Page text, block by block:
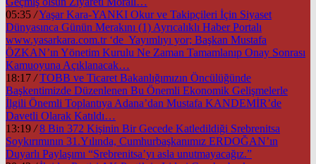
05:35 /Yaşar Kara-YANKI Okur ve Takipçileri İçin Siyaset
Dünyasınca Günün Merakını (1) Ayrıcalıklı Haber Portalı
www.yasarkara.com.tr ‘de Yayımlıyı yor; Başkan Mustafa
ÖZKAN’ın Yönetim Kurulu Ne Zaman Tamamlanıp Onay Sonrası
Kamuoyuna Açıklanacak…
18:17 / TOBB ve Ticaret Bakanlığımızın Öncülüğünde
Başkentimizde Düzenlenen Bu Önemli Ekonomik Gelişmelerle
İlgili Önemli Toplantıya Adana’dan Mustafa KANDEMİR’de
Davetli Olarak Katıldı…
13:19 / 8 Bin 372 Kişinin Bir Gecede Katledildiği Srebrenitsa
Soykırımının 31.Yılında, Cumhurbaşkanımız ERDOĞAN’ın
Duyarlı Paylaşımı “Srebrenitsa’yı asla unutmayacağız.”